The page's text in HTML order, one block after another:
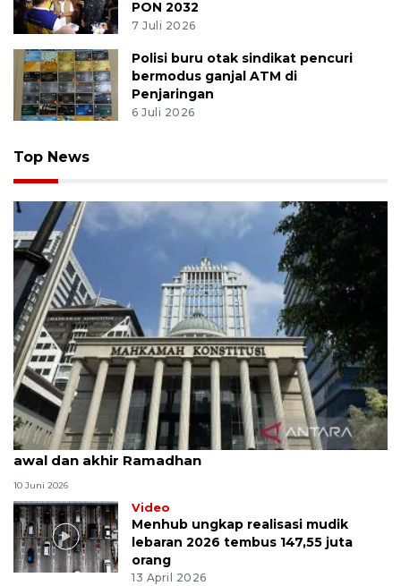
PON 2032
7 Juli 2026
Polisi buru otak sindikat pencuri
bermodus ganjal ATM di
Penjaringan
6 Juli 2026
Top News
MK uji materi UU Peradilan Agama perihal isbat
awal dan akhir Ramadhan
10 Juni 2026
Video
Menhub ungkap realisasi mudik
lebaran 2026 tembus 147,55 juta
orang
13 April 2026